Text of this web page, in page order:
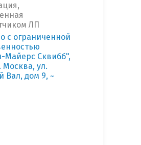
ЛП
с ограниченной
Майерс Сквибб",
Москва, ул.
Вал, дом 9, ~